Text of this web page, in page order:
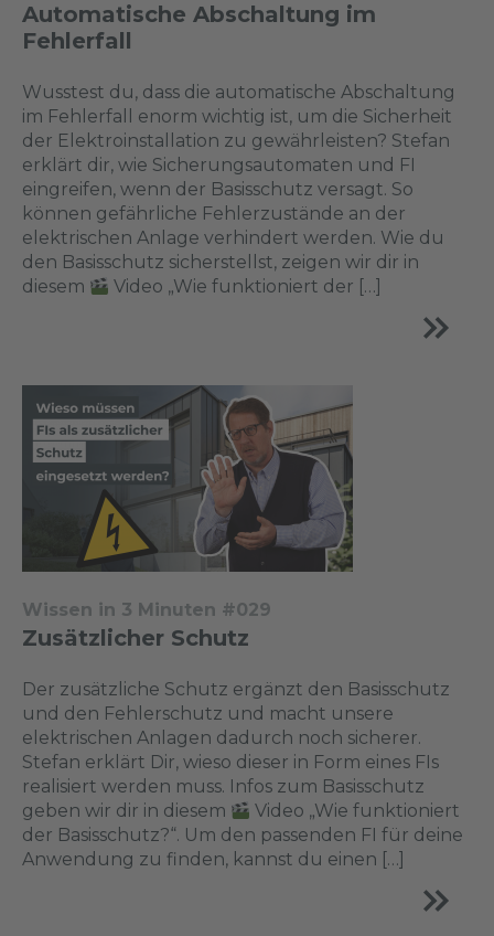
Automatische Abschaltung im
Fehlerfall
Wusstest du, dass die automatische Abschaltung
im Fehlerfall enorm wichtig ist, um die Sicherheit
der Elektroinstallation zu gewährleisten? Stefan
erklärt dir, wie Sicherungsautomaten und FI
eingreifen, wenn der Basisschutz versagt. So
können gefährliche Fehlerzustände an der
elektrischen Anlage verhindert werden. Wie du
den Basisschutz sicherstellst, zeigen wir dir in
diesem
Video „Wie funktioniert der […]
Wissen in 3 Minuten #029
Zusätzlicher Schutz
Der zusätzliche Schutz ergänzt den Basisschutz
und den Fehlerschutz und macht unsere
elektrischen Anlagen dadurch noch sicherer.
Stefan erklärt Dir, wieso dieser in Form eines FIs
realisiert werden muss. Infos zum Basisschutz
geben wir dir in diesem
Video „Wie funktioniert
der Basisschutz?“. Um den passenden FI für deine
Anwendung zu finden, kannst du einen […]